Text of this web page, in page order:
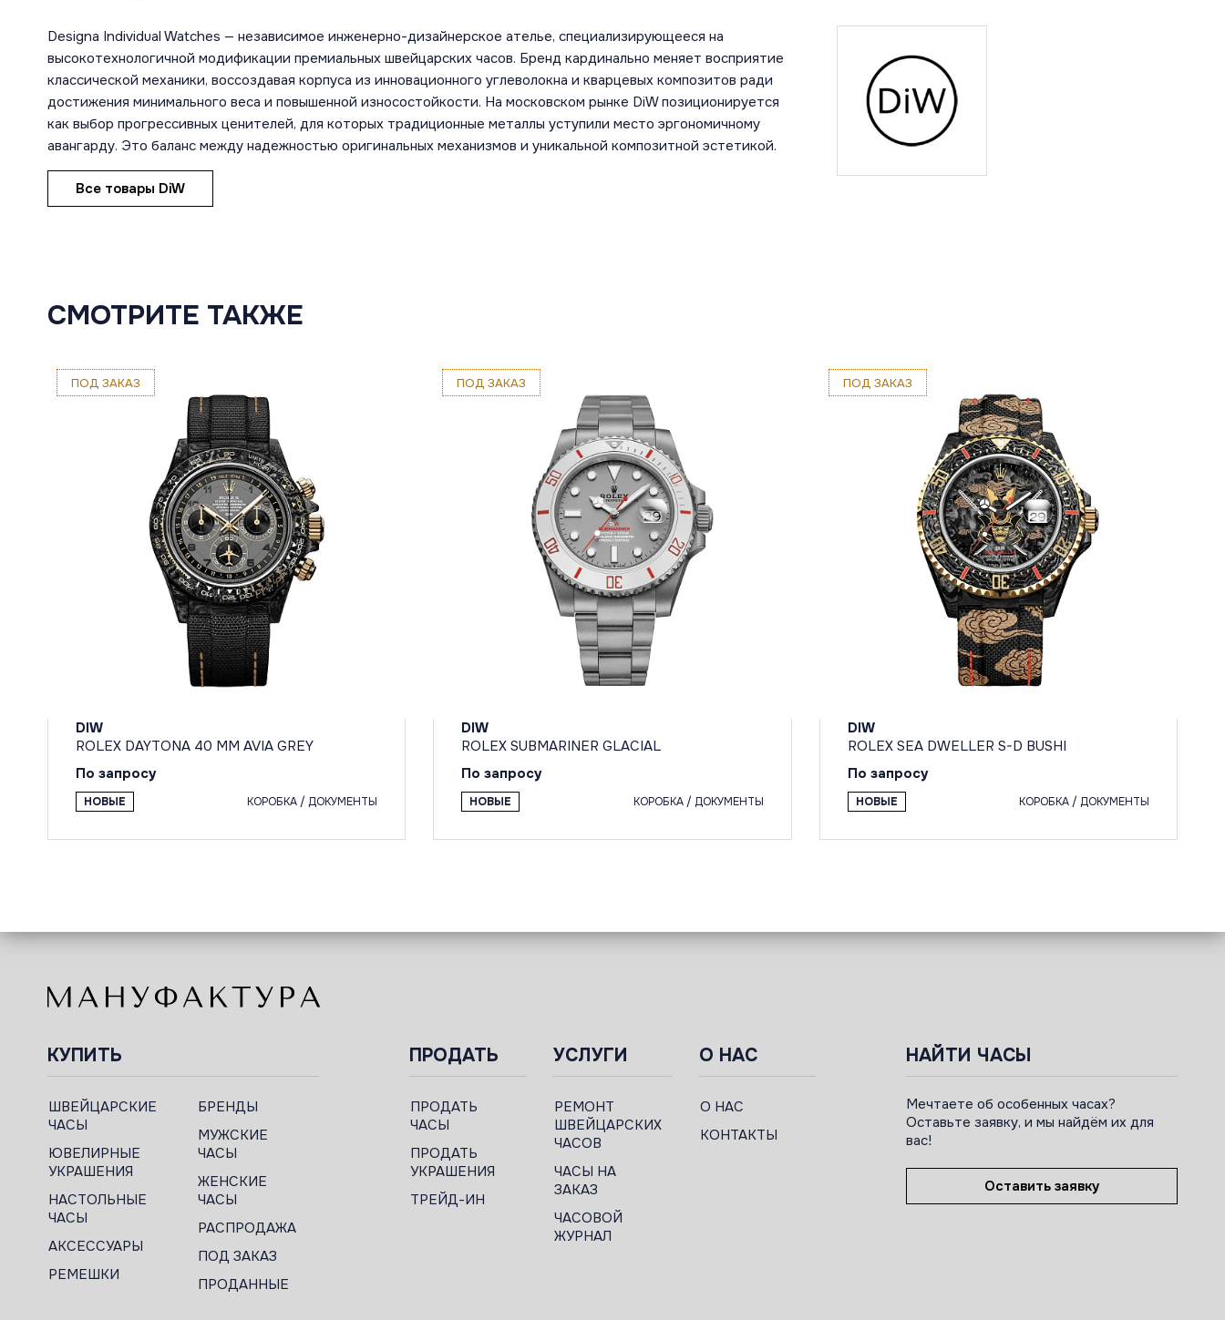
Designa Individual Watches — независимое инженерно-дизайнерское ателье, специализирующееся на
высокотехнологичной модификации премиальных швейцарских часов. Бренд кардинально меняет восприятие
классической механики, воссоздавая корпуса из инновационного углеволокна и кварцевых композитов ради
достижения минимального веса и повышенной износостойкости. На московском рынке DiW позиционируется
как выбор прогрессивных ценителей, для которых традиционные металлы уступили место эргономичному
авангарду. Это баланс между надежностью оригинальных механизмов и уникальной композитной эстетикой.
Все товары DiW
СМОТРИТЕ ТАКЖЕ
ПОД ЗАКАЗ
DIW
ROLEX DAYTONA 40 MM AVIA GREY
По запросу
НОВЫЕ КОРОБКА / ДОКУМЕНТЫ
ПОД ЗАКАЗ
DIW
ROLEX SUBMARINER GLACIAL
По запросу
НОВЫЕ КОРОБКА / ДОКУМЕНТЫ
ПОД ЗАКАЗ
DIW
ROLEX SEA DWELLER S-D BUSHI
По запросу
НОВЫЕ КОРОБКА / ДОКУМЕНТЫ
КУПИТЬ
ШВЕЙЦАРСКИЕ
ЧАСЫ
ЮВЕЛИРНЫЕ
УКРАШЕНИЯ
НАСТОЛЬНЫЕ
ЧАСЫ
АКСЕССУАРЫ
РЕМЕШКИ
БРЕНДЫ
МУЖСКИЕ
ЧАСЫ
ЖЕНСКИЕ
ЧАСЫ
РАСПРОДАЖА
ПОД ЗАКАЗ
ПРОДАННЫЕ
ПРОДАТЬ
ПРОДАТЬ
ЧАСЫ
ПРОДАТЬ
УКРАШЕНИЯ
ТРЕЙД-ИН
УСЛУГИ
РЕМОНТ
ШВЕЙЦАРСКИХ
ЧАСОВ
ЧАСЫ НА
ЗАКАЗ
ЧАСОВОЙ
ЖУРНАЛ
О НАС
О НАС
КОНТАКТЫ
НАЙТИ ЧАСЫ
Мечтаете об особенных часах?
Оставьте заявку, и мы найдём их для
вас!
Оставить заявку